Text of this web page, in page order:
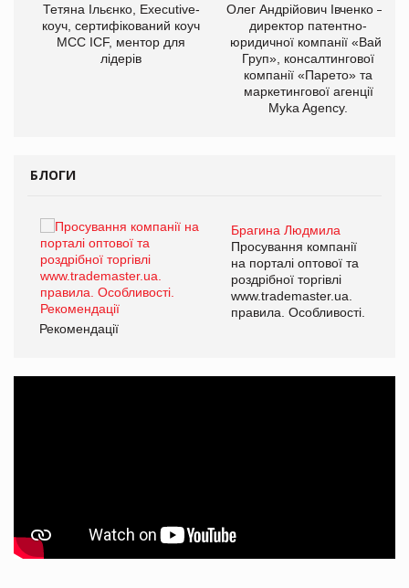
Тетяна Ільєнко, Executive-
коуч, сертифікований коуч
МСС ICF, ментор для
лідерів
Олег Андрійович Івченко —
директор патентно-
юридичної компанії «Вайз
Груп», консалтингової
компанії «Парето» та
маркетингової агенції
Myka Agency.
БЛОГИ
Брагина Людмила
Просування компанії
на порталі оптової та
роздрібної торгівлі
www.trademaster.ua.
правила. Особливості.
Рекомендації